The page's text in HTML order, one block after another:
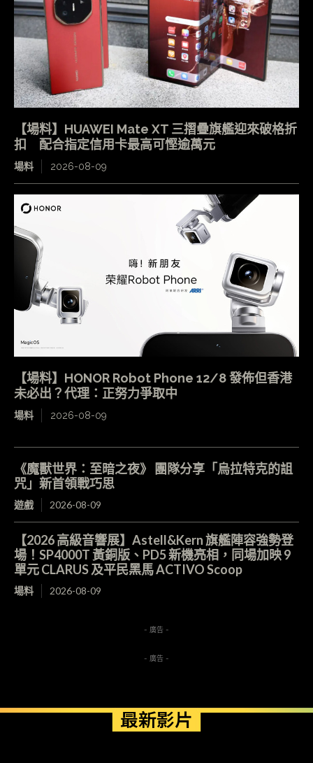
【場料】HUAWEI Mate XT 三摺疊旗艦迎來破格折
扣 配合指定信用卡最高可慳逾萬元
場料 2026-08-09
【場料】HONOR Robot Phone 12/8 發佈但香港
未必出？代理：正努力爭取中
場料 2026-08-09
《魔獸世界：至暗之夜》 團隊分享「烏拉特克的詛
咒」新首領戰巧思
遊戲 2026-08-09
【2026 高級音響展】Astell&Kern 旗艦陣容強勢登
場！SP4000T 黃銅版、PD5 新機亮相，同場加映 9
單元 CLARUS 及平民黑馬 ACTIVO Scoop
場料 2026-08-09
- 廣告 -
- 廣告 -
最新影片